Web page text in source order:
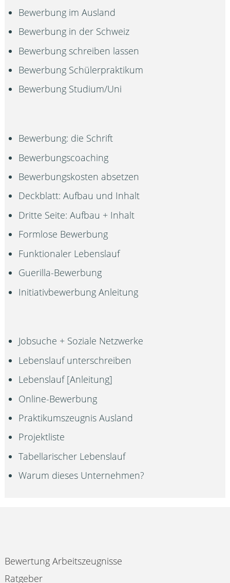
Bewerbung im Ausland
Bewerbung in der Schweiz
Bewerbung schreiben lassen
Bewerbung Schülerpraktikum
Bewerbung Studium/Uni
Bewerbung: die Schrift
Bewerbungscoaching
Bewerbungskosten absetzen
Deckblatt: Aufbau und Inhalt
Dritte Seite: Aufbau + Inhalt
Formlose Bewerbung
Funktionaler Lebenslauf
Guerilla-Bewerbung
Initiativbewerbung Anleitung
Jobsuche + Soziale Netzwerke
Lebenslauf unterschreiben
Lebenslauf [Anleitung]
Online-Bewerbung
Praktikumszeugnis Ausland
Projektliste
Tabellarischer Lebenslauf
Warum dieses Unternehmen?
Bewertung Arbeitszeugnisse
Ratgeber